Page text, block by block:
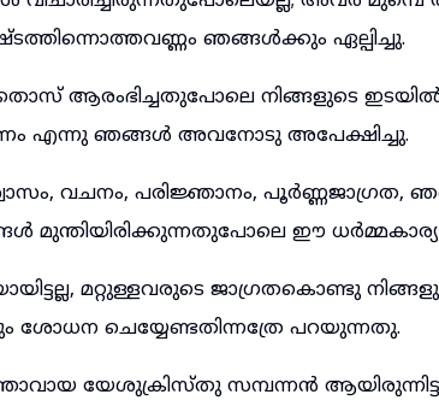
ഞങ്ങൾക്കും ഏല്പിച്ചു.
ആരംഭിച്ചതുപോലെ നിങ്ങളുടെ
എന്നു ഞങ്ങൾ അവനോടു അപേക്ഷിച്ചു.
വചനം, പരിജ്ഞാനം,
മുന്തിയിരിക്കുന്നതുപോലെ ഈ
മറ്റുള്ളവരുടെ ജാഗ്രതകൊണ്ടു
ശോധന ചെയ്യേണ്ടതിന്നത്രേ പറയുന്നതു.
യേശുക്രിസ്തു സമ്പന്നൻ